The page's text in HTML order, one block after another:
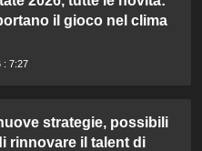
il gioco nel clima
: 7:27
strategie, possibili
rinnovare il talent di